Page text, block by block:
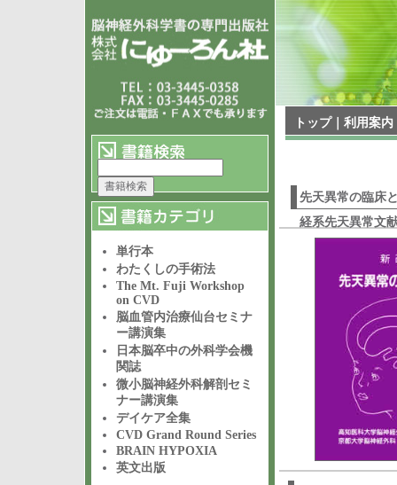
単行本
わたくしの手術法
The Mt. Fuji Workshop
on CVD
脳血管内治療仙台セミナ
ー講演集
日本脳卒中の外科学会機
関誌
微小脳神経外科解剖セミ
ナー講演集
デイケア全集
CVD Grand Round Series
BRAIN HYPOXIA
英文出版
トップ｜ 利用案内
先天異常の臨床
経系先天異常文